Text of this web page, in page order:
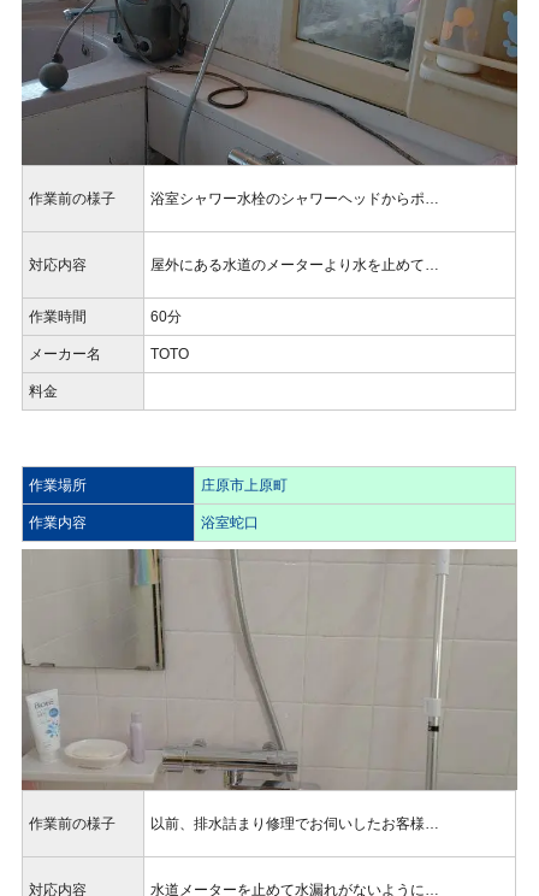
作業前の様子 浴室シャワー水栓のシャワーヘッドからポ…
対応内容 屋外にある水道のメーターより水を止めて…
作業時間 60分
メーカー名 TOTO
料金
作業場所 庄原市上原町
作業内容 浴室蛇口
作業前の様子 以前、排水詰まり修理でお伺いしたお客様…
対応内容 水道メーターを止めて水漏れがないように…